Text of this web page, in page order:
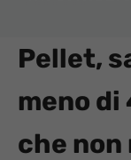
Pellet,
meno di
che non